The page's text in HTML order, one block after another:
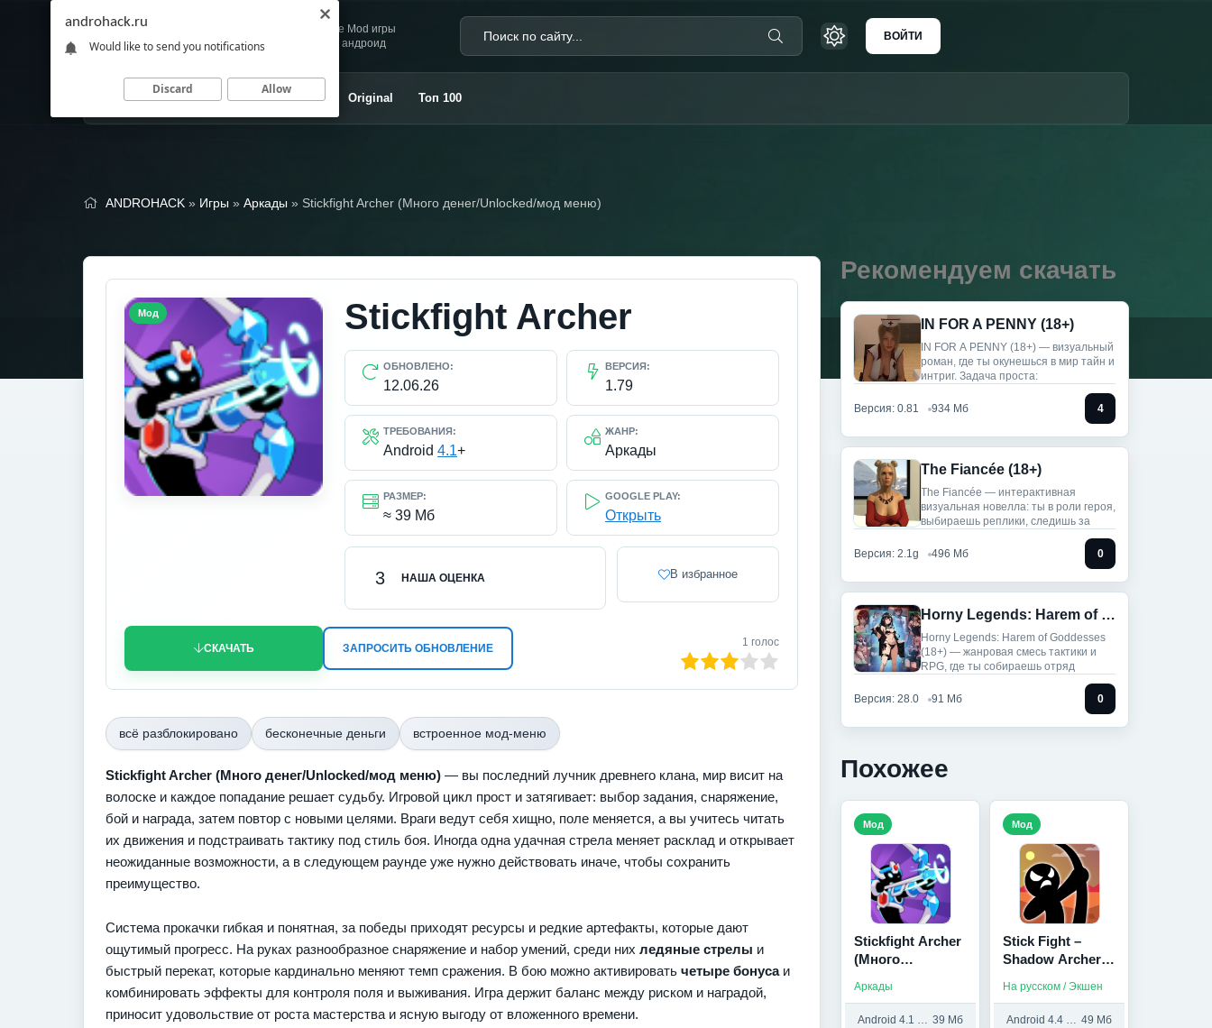
Andro
HACK
Скачивай любимые Mod игры
и приложения для андроид
ВОЙТИ
Главная Игры Приложения Original Топ 100
ANDROHACK » Игры » Аркады » Stickfight Archer (Много денег/Unlocked/мод меню)
Stickfight Archer
ОБНОВЛЕНО:
12.06.26
ВЕРСИЯ:
1.79
ТРЕБОВАНИЯ:
Android 4.1+
ЖАНР:
Аркады
РАЗМЕР:
≈ 39 Мб
GOOGLE PLAY:
Открыть
НАША ОЦЕНКА
3 В избранное
СКАЧАТЬ ЗАПРОСИТЬ ОБНОВЛЕНИЕ
60
1 голос
Мод
всё разблокировано бесконечные деньги встроенное мод-меню
Stickfight Archer (Много денег/Unlocked/мод меню) — вы последний лучник древнего клана, мир висит на
волоске и каждое попадание решает судьбу. Игровой цикл прост и затягивает: выбор задания, снаряжение,
бой и награда, затем повтор с новыми целями. Враги ведут себя хищно, поле меняется, а вы учитесь читать
их движения и подстраивать тактику под стиль боя. Иногда одна удачная стрелa меняет расклад и открывает
неожиданные возможности, а в следующем раунде уже нужно действовать иначе, чтобы сохранить
преимущество.
Система прокачки гибкая и понятная, за победы приходят ресурсы и редкие артефакты, которые дают
ощутимый прогресс. На руках разнообразное снаряжение и набор умений, среди них ледяные стрелы и
быстрый перекат, которые кардинально меняют темп сражения. В бою можно активировать четыре бонусаи
комбинировать эффекты для контроля поля и выживания. Игра держит баланс между риском и наградой,
приносит удовольствие от роста мастерства и ясную выгоду от вложенного времени.
Рекомендуем скачать
IN FOR A PENNY (18+)
IN FOR A PENNY (18+) — визуальный
роман, где ты окунешься в мир тайн и
интриг. Задача проста:
Версия: 0.81 934 Мб 4
The Fiancée (18+)
The Fiancée — интерактивная
визуальная новелла: ты в роли героя,
выбираешь реплики, следишь за
Версия: 2.1g 496 Мб 0
Horny Legends: Harem of Goddesses (18+)
Horny Legends: Harem of Goddesses
(18+) — жанровая смесь тактики и
RPG, где ты собираешь отряд
Версия: 28.0 91 Мб 0
Похожее
Stickfight Archer
(Много
мод меню)
Аркады
Android 4.1 и выше 39 Мб
Мод
Stick Fight –
Shadow Archer
(Мод,
Бесплатные
На русском / Экшен
Android 4.4 и выше 49 Мб
Мод
androhack.ru
Would like to send you notifications
Discard Allow